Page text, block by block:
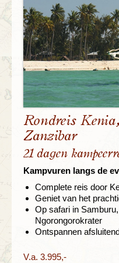
Rondreis
Zanzibar
21 dagen
Kampvuren langs de
Complete reis door
Geniet van het
Op safari in
Ngorongorokrater
Ontspannen
V.a. 3.995,-